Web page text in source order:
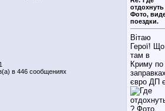
в 446 сообщениях
Фото,
поездки.
Вітаю
Герої! Що
там в
Криму по
євро ДП